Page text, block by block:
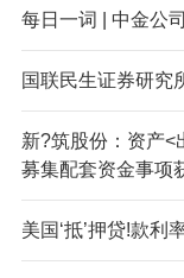
每日一词 | 中金公
国联民生证券研究
新?筑股份：资产<
募集配套资金事项
美国‘抵’押贷!款利